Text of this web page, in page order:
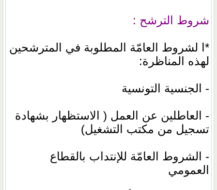
شروط الترشح :
*ا لشروط العامّة المطلوبة في المترشحين
لهذه المناظرة:
- الجنسية التونسية
- العاطلين عن العمل ( الاستظهار بشهادة
تسجيل من مكتب التشغيل)
- الشروط العامّة للإنتداب بالقطاع
العمومي